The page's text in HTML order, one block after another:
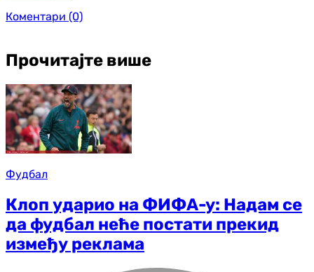
Коментари (0)
Прочитајте више
Фудбал
Клоп ударио на ФИФА-у: Надам се
да фудбал неће постати прекид
између реклама